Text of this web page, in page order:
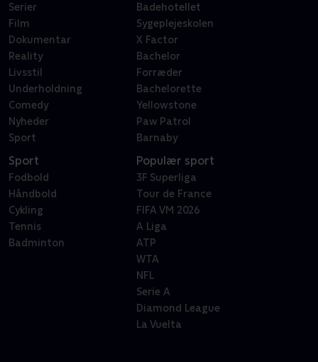
Serier
Film
Dokumentar
Reality
Livsstil
Underholdning
Comedy
Nyheder
Sport
Badehotellet
Sygeplejeskolen
X Factor
Bachelor
Forræder
Bachelorette
Yellowstone
Paw Patrol
Barnaby
Sport
Fodbold
Håndbold
Cykling
Tennis
Badminton
Populær sport
3F Superliga
Tour de France
FIFA VM 2026
A Liga
ATP
WTA
NFL
Serie A
Diamond League
La Vuelta